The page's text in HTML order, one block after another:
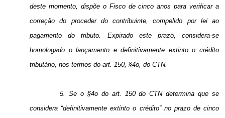
deste momento, dispõe o Fisco de cinco anos para verificar a
correção do proceder do contribuinte, compelido por lei ao
pagamento do tributo. Expirado este prazo, considera-se
homologado o lançamento e definitivamente extinto o crédito
tributário, nos termos do art. 150, §4o, do CTN.
5. Se o §4o do art. 150 do CTN determina que se
considera “definitivamente extinto o crédito” no prazo de cinco